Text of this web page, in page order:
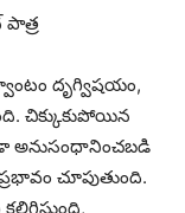
దృగ్విషయం,
చిక్కుకుపోయిన
అనుసంధానించబడి
చూపుతుంది.